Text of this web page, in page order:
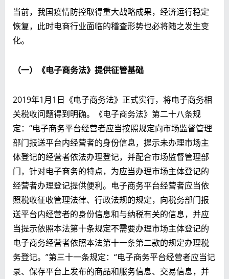
当前，我国疫情防控取得重大战略成果，经济运行稳定
恢复，此时电商行业面临的稽查形势也必将随之发生变
化。
（一）《电子商务法》提供征管基础
2019年1月1日《电子商务法》正式实行，将电子商务相
关税收问题得到明确。《电子商务法》第二十八条规
定：“电子商务平台经营者应当按照规定向市场监督管理
部门报送平台内经营者的身份信息，提示未办理市场主
体登记的经营者依法办理登记，并配合市场监督管理部
门，针对电子商务的特点，为应当办理市场主体登记的
经营者办理登记提供便利。电子商务平台经营者应当依
照税收征收管理法律、行政法规的规定，向税务部门报
送平台内经营者的身份信息和与纳税有关的信息，并应
当提示依照本法第十条规定不需要办理市场主体登记的
电子商务经营者依照本法第十一条第二款的规定办理税
务登记。”第三十一条规定：“电子商务平台经营者应当记
录、保存平台上发布的商品和服务信息、交易信息，并